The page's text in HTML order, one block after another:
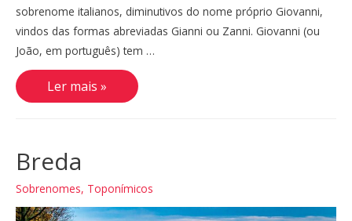
sobrenome italianos, diminutivos do nome próprio Giovanni,
vindos das formas abreviadas Gianni ou Zanni. Giovanni (ou
João, em português) tem …
Zanini,
Zanin,
Zani
Ler mais »
Breda
Sobrenomes, Toponímicos